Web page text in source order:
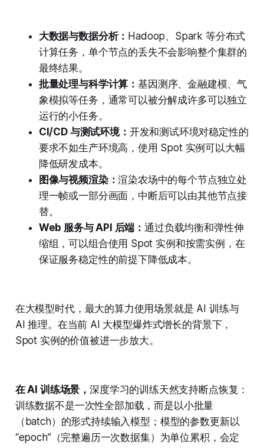
大数据与数据分析： Hadoop、Spark 等分布式
计算任务，单个节点的丢失不会影响整个集群的
最终结果。
批量处理与科学计算：基因测序、金融建模、气
象模拟等任务，通常可以被分解成许多可以独立
运行的小任务。
CI/CD 与测试环境： 开发和测试环境对稳定性的
要求不如生产环境高，使用 Spot 实例可以大幅
降低研发成本。
图像与视频渲染：渲染农场中的每个节点独立处
理一帧或一部分画面，中断后可以由其他节点接
替。
Web 服务与 API 后端：通过负载均衡和弹性伸
缩组，可以组合使用 Spot 实例和按需实例，在
保证服务稳定性的前提下降低成本。
在大模型时代，最大的算力使用场景就是 AI 训练与
AI 推理。在当前 AI 大模型爆炸式增长的背景下，
Spot 实例的价值被进一步放大。
在 AI 训练场景，深度学习的训练天然支持断点恢复：
训练数据不是一次性全部加载，而是以小批量
（batch）的形式持续输入模型；模型的参数更新以
“epoch”（完整遍历一次数据集）为单位累积，会定